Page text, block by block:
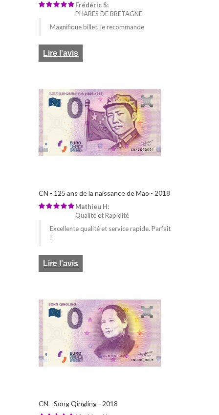
Frédéric S:
PHARES DE BRETAGNE
Magnifique billet, je recommande
Lire l'avis
CN - 125 ans de la naissance de Mao - 2018
Mathieu H:
Qualité et Rapidité
Excellente qualité et service rapide. Parfait
!
Lire l'avis
CN - Song Qingling - 2018